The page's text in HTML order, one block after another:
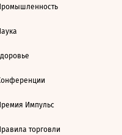
Импульс
торговли